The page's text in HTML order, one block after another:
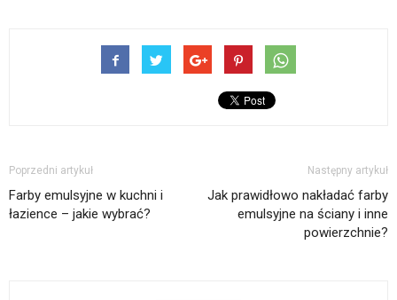
Poprzedni artykuł
Farby emulsyjne w kuchni i
łazience – jakie wybrać?
Następny artykuł
Jak prawidłowo nakładać farby
emulsyjne na ściany i inne
powierzchnie?